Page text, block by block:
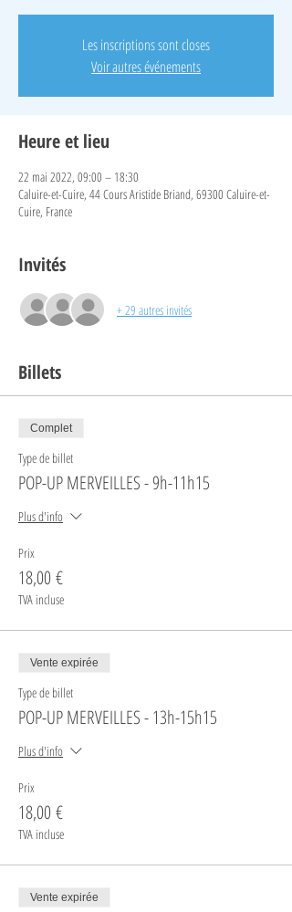
Les inscriptions sont closes
Voir autres événements
Heure et lieu
22 mai 2022, 09:00 – 18:30
Caluire-et-Cuire, 44 Cours Aristide Briand, 69300 Caluire-et-
Cuire, France
Invités
+ 29 autres invités
Billets
Complet
Type de billet
POP-UP MERVEILLES - 9h-11h15
Plus d'info
Prix
18,00 €
TVA incluse
Vente expirée
Type de billet
POP-UP MERVEILLES - 13h-15h15
Plus d'info
Prix
18,00 €
TVA incluse
Vente expirée